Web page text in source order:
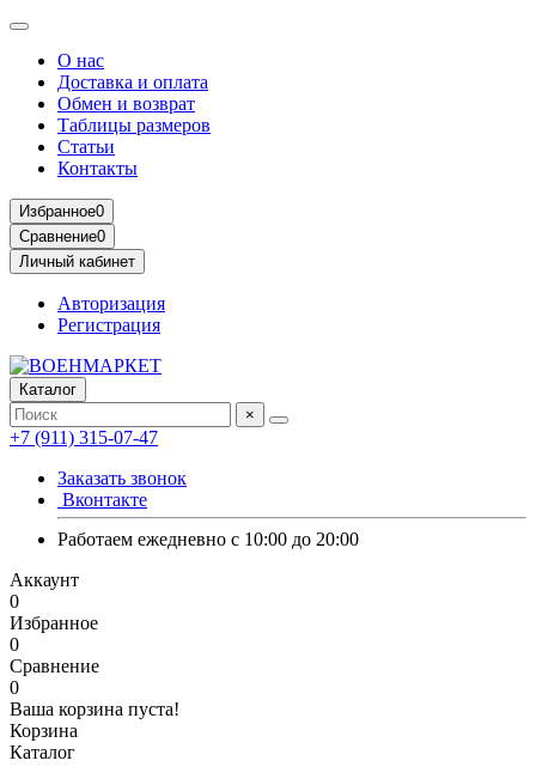
О нас
Доставка и оплата
Обмен и возврат
Таблицы размеров
Статьи
Контакты
Избранное0
Сравнение0
Личный кабинет
Авторизация
Регистрация
Каталог
×
+7 (911) 315-07-47
Заказать звонок
Вконтакте
Работаем ежедневно с 10:00 до 20:00
Аккаунт
0
Избранное
0
Сравнение
0
Ваша корзина пуста!
Корзина
Каталог